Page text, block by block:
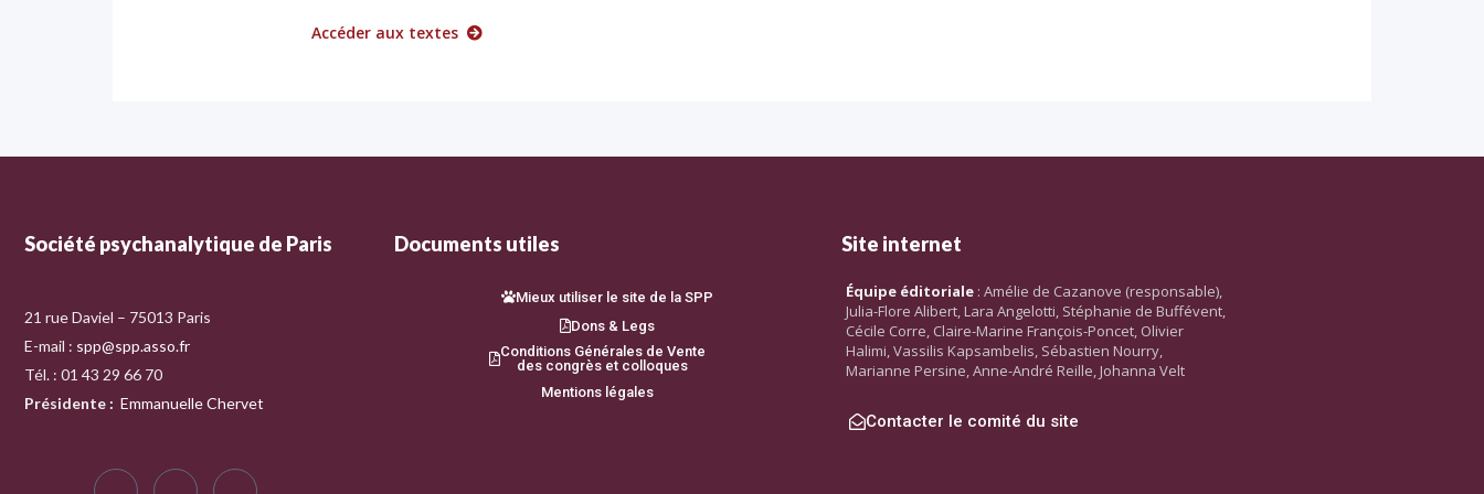
Accéder aux textes
Société psychanalytique de Paris
21 rue Daviel – 75013 Paris
E-mail : spp@spp.asso.fr
Tél. : 01 43 29 66 70
Présidente : Emmanuelle Chervet
Documents utiles
Mieux utiliser le site de la SPP
Dons & Legs
Conditions Générales de Vente
des congrès et colloques
Mentions légales
Site internet
Équipe éditoriale : Amélie de Cazanove (responsable),
Julia-Flore Alibert, Lara Angelotti, Stéphanie de Buffévent,
Cécile Corre, Claire-Marine François-Poncet, Olivier
Halimi, Vassilis Kapsambelis, Sébastien Nourry,
Marianne Persine, Anne-André Reille, Johanna Velt
Contacter le comité du site